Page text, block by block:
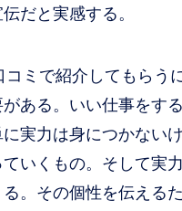
だと実感する。
コミで紹介してもらう
ある。いい仕事をす
実力は身につかない
いくもの。そして実
。その個性を伝える